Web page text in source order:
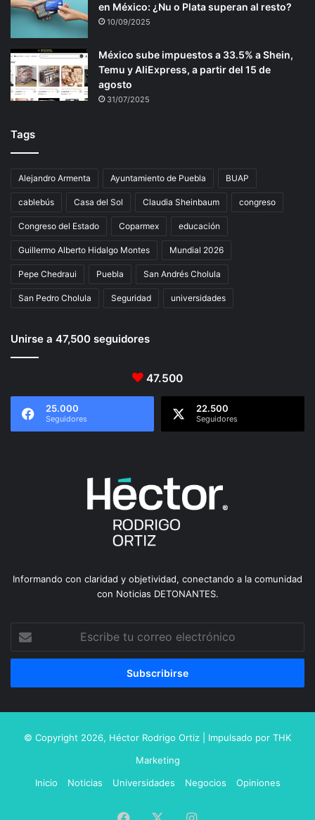
en México: ¿Nu o Plata superan al resto?
10/09/2025
México sube impuestos a 33.5% a Shein,
Temu y AliExpress, a partir del 15 de
agosto
31/07/2025
Tags
Alejandro Armenta Ayuntamiento de Puebla BUAP
cablebús Casa del Sol Claudia Sheinbaum congreso
Congreso del Estado Coparmex educación
Guillermo Alberto Hidalgo Montes Mundial 2026
Pepe Chedraui Puebla San Andrés Cholula
San Pedro Cholula Seguridad universidades
Unirse a 47,500 seguidores
47.500
25.000
Seguidores
22.500
Seguidores
Informando con claridad y objetividad, conectando a la comunidad
con Noticias DETONANTES.
tu
correo
© Copyright 2026, Héctor Rodrigo Ortiz | Impulsado por THK
Marketing
Inicio
Noticias Universidades Negocios Opiniones